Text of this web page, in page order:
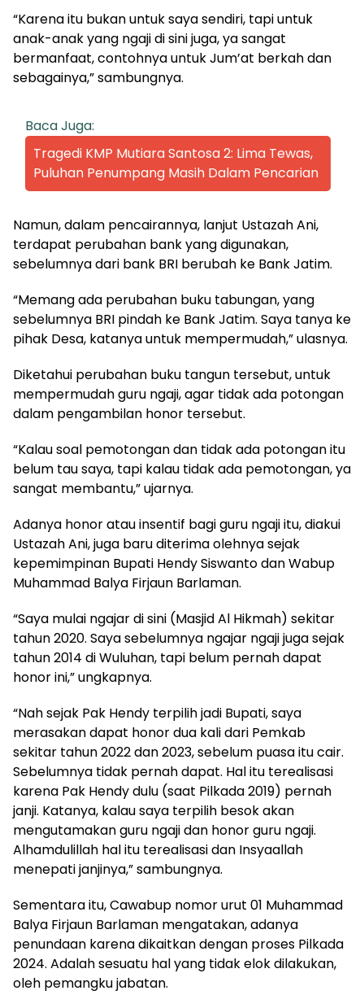
“Karena itu bukan untuk saya sendiri, tapi untuk
anak-anak yang ngaji di sini juga, ya sangat
bermanfaat, contohnya untuk Jum’at berkah dan
sebagainya,” sambungnya.
Baca Juga:
Tragedi KMP Mutiara Santosa 2: Lima Tewas,
Puluhan Penumpang Masih Dalam Pencarian
Namun, dalam pencairannya, lanjut Ustazah Ani,
terdapat perubahan bank yang digunakan,
sebelumnya dari bank BRI berubah ke Bank Jatim.
“Memang ada perubahan buku tabungan, yang
sebelumnya BRI pindah ke Bank Jatim. Saya tanya ke
pihak Desa, katanya untuk mempermudah,” ulasnya.
Diketahui perubahan buku tangun tersebut, untuk
mempermudah guru ngaji, agar tidak ada potongan
dalam pengambilan honor tersebut.
“Kalau soal pemotongan dan tidak ada potongan itu
belum tau saya, tapi kalau tidak ada pemotongan, ya
sangat membantu,” ujarnya.
Adanya honor atau insentif bagi guru ngaji itu, diakui
Ustazah Ani, juga baru diterima olehnya sejak
kepemimpinan Bupati Hendy Siswanto dan Wabup
Muhammad Balya Firjaun Barlaman.
“Saya mulai ngajar di sini (Masjid Al Hikmah) sekitar
tahun 2020. Saya sebelumnya ngajar ngaji juga sejak
tahun 2014 di Wuluhan, tapi belum pernah dapat
honor ini,” ungkapnya.
“Nah sejak Pak Hendy terpilih jadi Bupati, saya
merasakan dapat honor dua kali dari Pemkab
sekitar tahun 2022 dan 2023, sebelum puasa itu cair.
Sebelumnya tidak pernah dapat. Hal itu terealisasi
karena Pak Hendy dulu (saat Pilkada 2019) pernah
janji. Katanya, kalau saya terpilih besok akan
mengutamakan guru ngaji dan honor guru ngaji.
Alhamdulillah hal itu terealisasi dan Insyaallah
menepati janjinya,” sambungnya.
Sementara itu, Cawabup nomor urut 01 Muhammad
Balya Firjaun Barlaman mengatakan, adanya
penundaan karena dikaitkan dengan proses Pilkada
2024. Adalah sesuatu hal yang tidak elok dilakukan,
oleh pemangku jabatan.